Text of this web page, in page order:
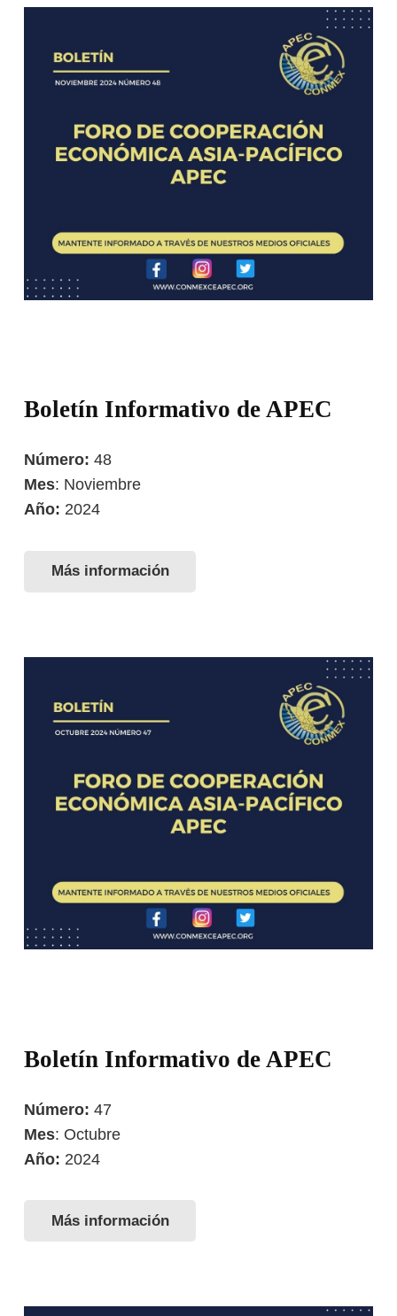
Boletín Informativo de APEC
Número: 48
Mes: Noviembre
Año: 2024
Más información
Boletín Informativo de APEC
Número: 47
Mes: Octubre
Año: 2024
Más información